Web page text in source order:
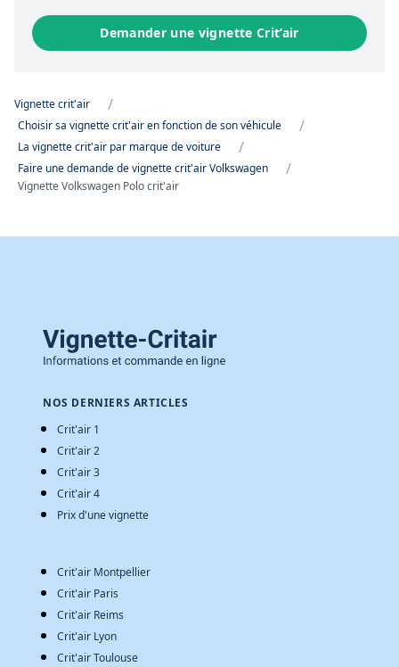
Demander une vignette Crit’air
Vignette crit'air /
Choisir sa vignette crit'air en fonction de son véhicule /
La vignette crit'air par marque de voiture /
Faire une demande de vignette crit'air Volkswagen /
Vignette Volkswagen Polo crit'air
NOS DERNIERS ARTICLES
Crit'air 1
Crit'air 2
Crit'air 3
Crit'air 4
Prix d'une vignette
Crit'air Montpellier
Crit'air Paris
Crit'air Reims
Crit'air Lyon
Crit'air Toulouse